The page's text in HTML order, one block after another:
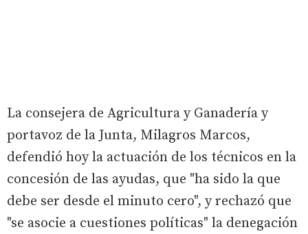
La consejera de Agricultura y Ganadería y
portavoz de la Junta, Milagros Marcos,
defendió hoy la actuación de los técnicos en la
concesión de las ayudas, que "ha sido la que
debe ser desde el minuto cero", y rechazó que
"se asocie a cuestiones políticas" la denegación